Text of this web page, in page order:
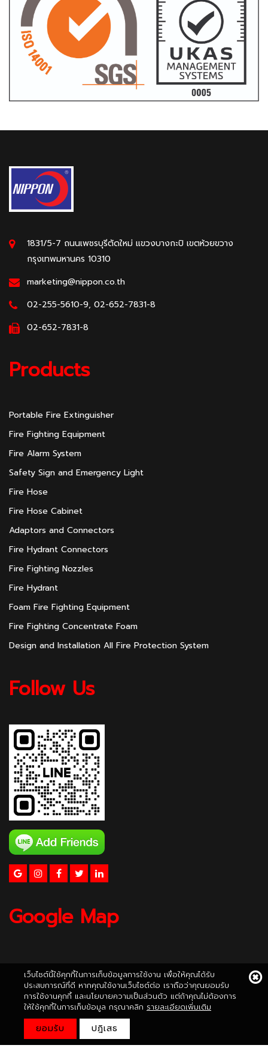
เว็บไซต์นี้ใช้คุกกี้ในการเก็บข้อมูลการใช้งาน เพื่อให้คุณได้รับ
ประสบการณ์ที่ดี หากคุณใช้งานเว็บไซต์ต่อ เราถือว่าคุณยอมรับ
การใช้งานคุกกี้ และนโยบายความเป็นส่วนตัว แต่ถ้าคุณไม่ต้องการ
ให้ใช้คุกกี้ในการเก็บข้อมูล กรุณาคลิก รายละเอียดเพิ่มเติม
ยอมรับ ปฎิเสธ
1831/5-7 ถนนเพชรบุรีตัดใหม่ แขวงบางกะปิ เขตห้วยขวาง
กรุงเทพมหานคร 10310
marketing@nippon.co.th
02-255-5610-9, 02-652-7831-8
02-652-7831-8
Products
Portable Fire Extinguisher
Fire Fighting Equipment
Fire Alarm System
Safety Sign and Emergency Light
Fire Hose
Fire Hose Cabinet
Adaptors and Connectors
Fire Hydrant Connectors
Fire Fighting Nozzles
Fire Hydrant
Foam Fire Fighting Equipment
Fire Fighting Concentrate Foam
Design and Installation All Fire Protection System
Follow Us
Google Map